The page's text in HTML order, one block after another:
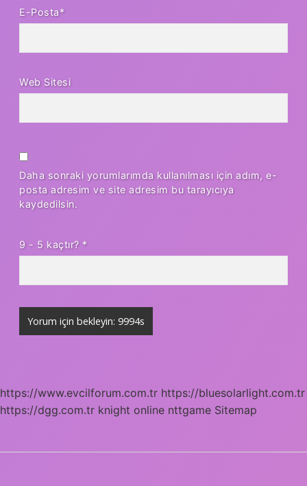
E-Posta*
Web Sitesi
Daha sonraki yorumlarımda kullanılması için adım, e-
posta adresim ve site adresim bu tarayıcıya
kaydedilsin.
9 - 5 kaçtır? *
https://www.evcilforum.com.tr https://bluesolarlight.com.tr
https://dgg.com.tr knight online nttgame Sitemap